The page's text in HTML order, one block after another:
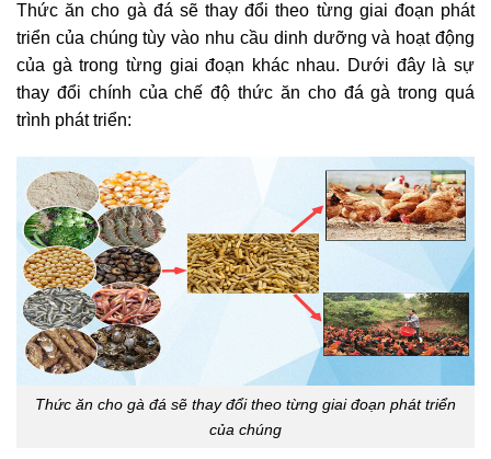
Thức ăn cho gà đá sẽ thay đổi theo từng giai đoạn phát
triển của chúng tùy vào nhu cầu dinh dưỡng và hoạt động
của gà trong từng giai đoạn khác nhau. Dưới đây là sự
thay đổi chính của chế độ thức ăn cho đá gà trong quá
trình phát triển:
Thức ăn cho gà đá sẽ thay đổi theo từng giai đoạn phát triển
của chúng